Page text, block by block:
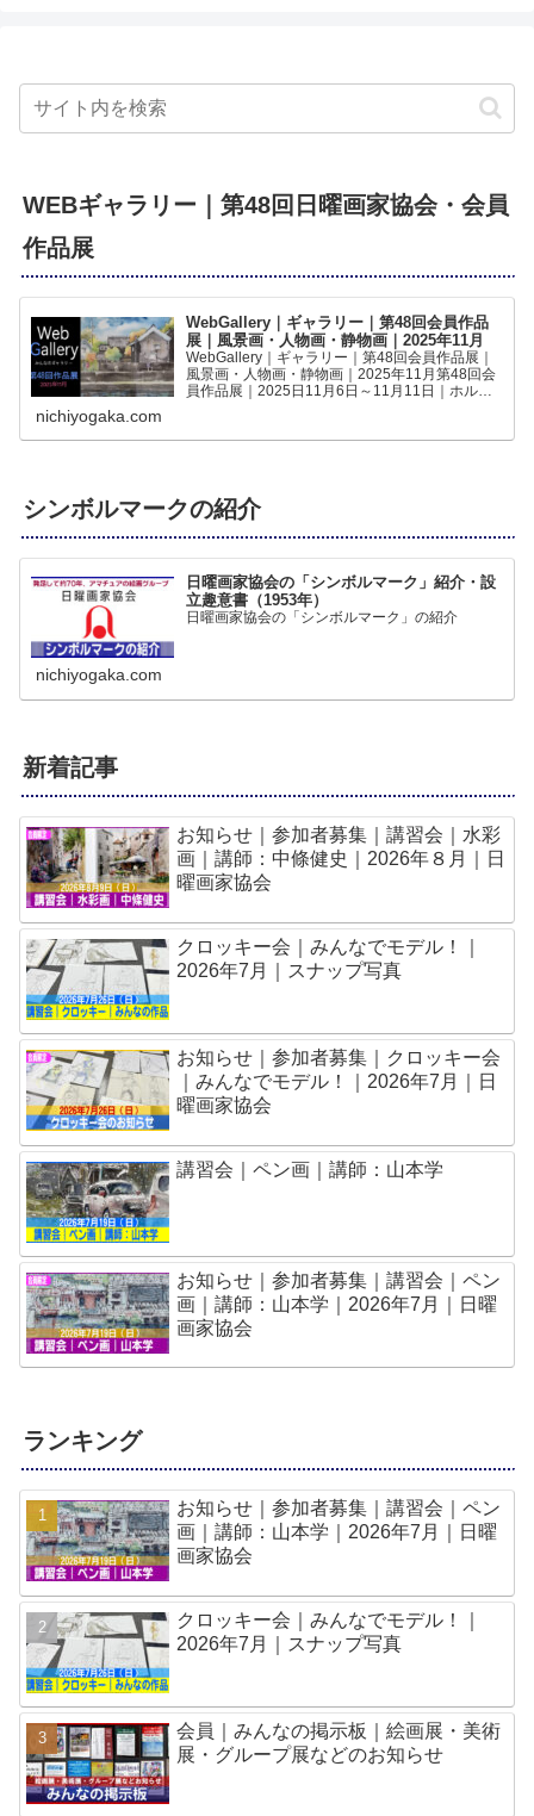
WEBギャラリー｜第48回日曜画家協会・会員
作品展
WebGallery｜ギャラリー｜第48回会員作品
展｜風景画・人物画・静物画｜2025年11月
WebGallery｜ギャラリー｜第48回会員作品展｜
風景画・人物画・静物画｜2025年11月第48回会
員作品展｜2025日11月6日～11月11日｜ホルベ
nichiyogaka.com
シンボルマークの紹介
日曜画家協会の「シンボルマーク」紹介・設
立趣意書（1953年）
日曜画家協会の「シンボルマーク」の紹介
nichiyogaka.com
新着記事
お知らせ｜参加者募集｜講習会｜水彩
画｜講師：中條健史｜2026年８月｜日
曜画家協会
クロッキー会｜みんなでモデル！｜
2026年7月｜スナップ写真
お知らせ｜参加者募集｜クロッキー会
｜みんなでモデル！｜2026年7月｜日
曜画家協会
講習会｜ペン画｜講師：山本学
お知らせ｜参加者募集｜講習会｜ペン
画｜講師：山本学｜2026年7月｜日曜
画家協会
ランキング
お知らせ｜参加者募集｜講習会｜ペン
画｜講師：山本学｜2026年7月｜日曜
画家協会
クロッキー会｜みんなでモデル！｜
2026年7月｜スナップ写真
会員｜みんなの掲示板｜絵画展・美術
展・グループ展などのお知らせ